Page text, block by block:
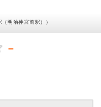
明治神宮前駅））
－